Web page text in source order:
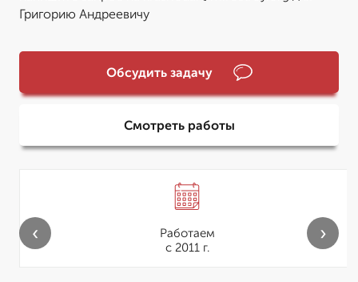
Григорию Андреевичу
Обсудить задачу
Смотреть работы
Работаем
с 2011 г.
‹ ›